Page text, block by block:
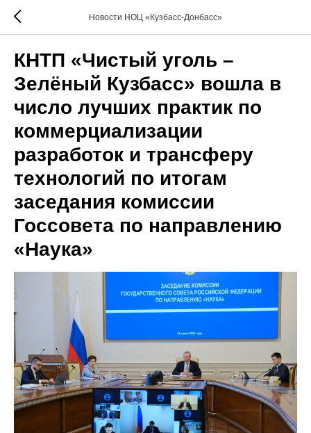
Новости НОЦ «Кузбасс-Донбасс»
КНТП «Чистый уголь –
Зелёный Кузбасс» вошла в
число лучших практик по
коммерциализации
разработок и трансферу
технологий по итогам
заседания комиссии
Госсовета по направлению
«Наука»